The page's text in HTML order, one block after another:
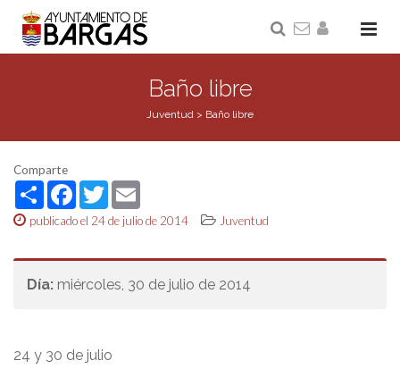
Baño libre
Juventud > Baño libre
Comparte
ShareFacebook
Twitter
publicado el 24 de julio de 2014 Juventud
Día: miércoles, 30 de julio de 2014
24 y 30 de julio